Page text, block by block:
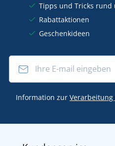
Tipps und Tricks rund
Rabattaktionen
Geschenkideen
Information zur Verarbeitung